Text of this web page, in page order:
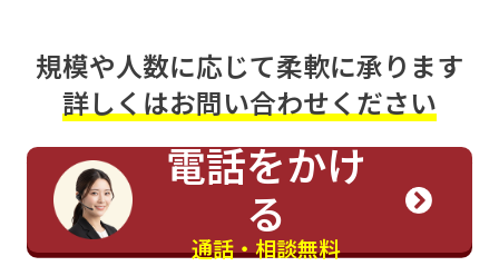
規模や人数に応じて柔軟に承ります
詳しくはお問い合わせください
電話をかけ
る
通話・相談無料